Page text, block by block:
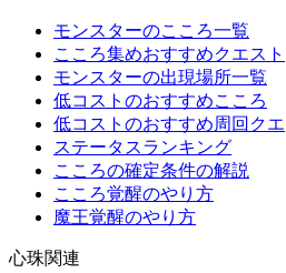
モンスターのこころ一覧
こころ集めおすすめクエスト
モンスターの出現場所一覧
低コストのおすすめこころ
低コストのおすすめ周回クエ
ステータスランキング
こころの確定条件の解説
こころ覚醒のやり方
魔王覚醒のやり方
心珠関連